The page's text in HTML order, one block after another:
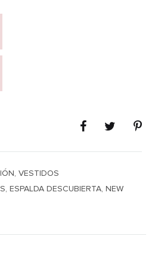
, VESTIDOS
, ESPALDA DESCUBIERTA, NEW